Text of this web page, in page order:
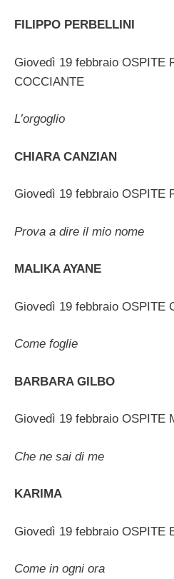
FILIPPO PERBELLINI
Giovedì 19 febbraio OSPITE
COCCIANTE
L’orgoglio
CHIARA CANZIAN
Giovedì 19 febbraio OSPITE
Prova a dire il mio nome
MALIKA AYANE
Giovedì 19 febbraio OSPITE
Come foglie
BARBARA GILBO
Giovedì 19 febbraio OSPITE
Che ne sai di me
KARIMA
Giovedì 19 febbraio OSPITE
Come in ogni ora